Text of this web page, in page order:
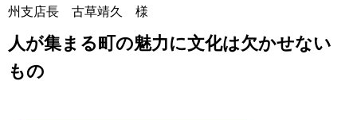
州支店長 古草靖久 様
人が集まる町の魅力に文化は欠かせない
もの